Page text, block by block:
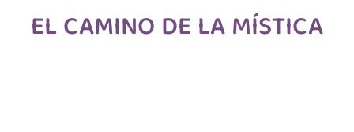
EL CAMINO DE LA MÍSTICA